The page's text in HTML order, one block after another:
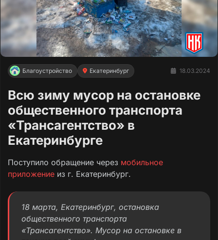
Благоустройство Екатеринбург 18.03.2024
Всю зиму мусор на остановке
общественного транспорта
«Трансагентство» в
Екатеринбурге
Поступило обращение через мобильное
приложение из г. Екатеринбург.
18 марта, Екатеринбург, остановка
общественного транспорта
«Трансагентство». Мусор на остановке в